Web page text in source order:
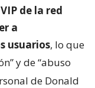
de la red
a
usuarios, lo que
y de “abuso
de Donald